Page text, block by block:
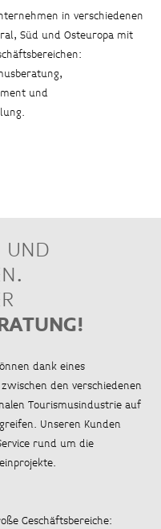
in verschiedenen
Süd und Osteuropa mit
und
UND
dank eines
den verschiedenen
Tourismusindustrie auf
Unseren Kunden
rund um die
Geschäftsbereiche: